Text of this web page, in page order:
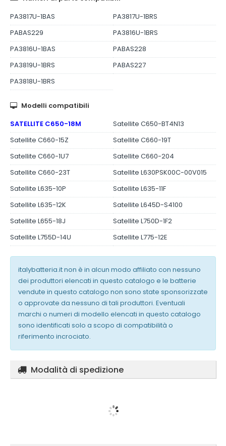
PA3817U-1BAS
PA3817U-1BRS
PABAS229
PA3816U-1BRS
PA3816U-1BAS
PABAS228
PA3819U-1BRS
PABAS227
PA3818U-1BRS
Modelli compatibili
SATELLITE C650-18M
Satellite C650-BT4N13
Satellite C660-15Z
Satellite C660-19T
Satellite C660-1U7
Satellite C660-204
Satellite C660-23T
Satellite L630PSK00C-00V015
Satellite L635-10P
Satellite L635-11F
Satellite L635-12K
Satellite L645D-S4100
Satellite L655-18J
Satellite L750D-1F2
Satellite L755D-14U
Satellite L775-12E
italybatteria.it non è in alcun modo affiliato con nessuno
dei produttori elencati in questo catalogo e le batterie
vendute in questo catalogo non sono state sponsorizzate
o approvate da nessuno di tali produttori. Eventuali
marchi o numeri di modello elencati in questo catalogo
sono identificati solo a scopo di compatibilità o
riferimento incrociato.
Modalità di spedizione